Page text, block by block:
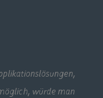
würde man